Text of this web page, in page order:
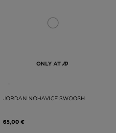
ONLY AT
JORDAN NOHAVICE SWOOSH
65,00 €